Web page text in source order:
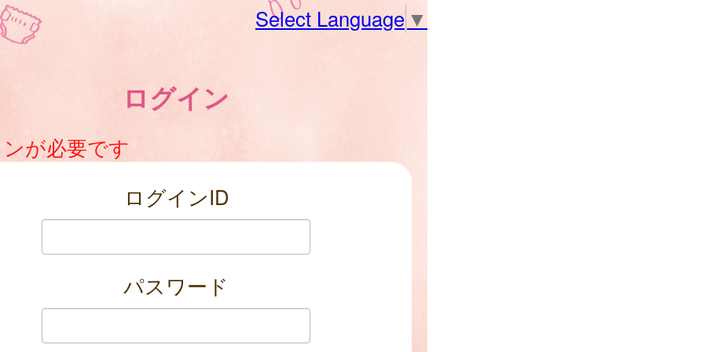
Select Language ▼
ログイン
が必要です
ログインID
パスワード